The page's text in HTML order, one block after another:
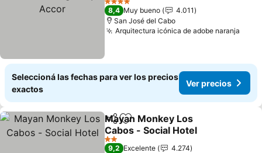
4 Estrellas
8,4 Muy bueno
4.011
San José del Cabo
Arquitectura icónica de adobe naranja
Seleccioná las fechas para ver los precios
exactos
Ver precios
CompartirAñadir a favoritos
Mayan Monkey Los
Cabos - Social Hotel
2 Estrellas
9,2 Excelente
4.274